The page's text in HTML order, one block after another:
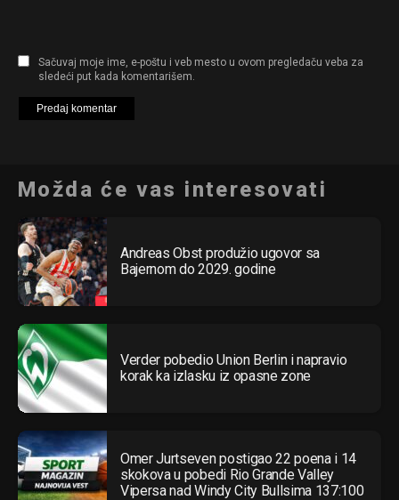
Sačuvaj moje ime, e-poštu i veb mesto u ovom pregledaču veba za
sledeći put kada komentarišem.
Možda će vas interesovati
Andreas Obst produžio ugovor sa
Bajernom do 2029. godine
Verder pobedio Union Berlin i napravio
korak ka izlasku iz opasne zone
Omer Jurtseven postigao 22 poena i 14
skokova u pobedi Rio Grande Valley
Vipersa nad Windy City Bullsima 137:100